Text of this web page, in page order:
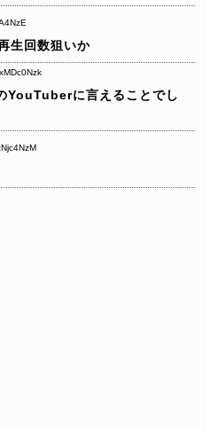
生回数狙いか
YouTuberに言えることでし